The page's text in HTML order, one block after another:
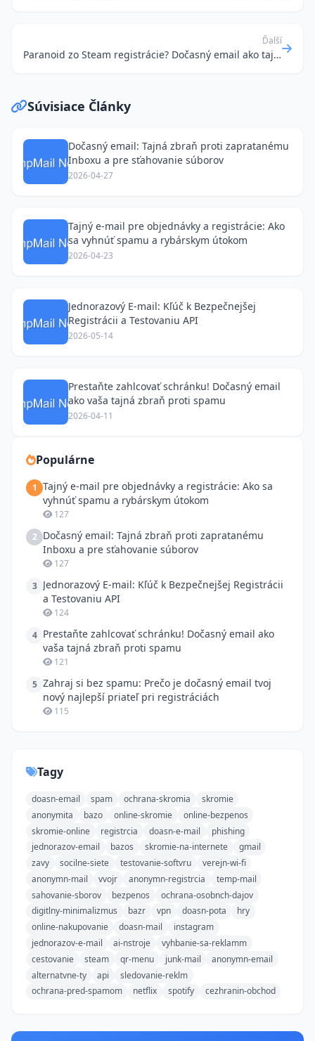
Ďalší
Paranoid zo Steam registrácie? Dočasný email ako tajná zbraň pre vaše súkromie
Súvisiace Články
Dočasný email: Tajná zbraň proti zapratanému
Inboxu a pre sťahovanie súborov
2026-04-27
Tajný e-mail pre objednávky a registrácie: Ako
sa vyhnúť spamu a rybárskym útokom
2026-04-23
Jednorazový E-mail: Kľúč k Bezpečnejšej
Registrácii a Testovaniu API
2026-05-14
Prestaňte zahlcovať schránku! Dočasný email
ako vaša tajná zbraň proti spamu
2026-04-11
Populárne
1 Tajný e-mail pre objednávky a registrácie: Ako sa
vyhnúť spamu a rybárskym útokom
127
2 Dočasný email: Tajná zbraň proti zapratanému
Inboxu a pre sťahovanie súborov
127
3 Jednorazový E-mail: Kľúč k Bezpečnejšej Registrácii
a Testovaniu API
124
4 Prestaňte zahlcovať schránku! Dočasný email ako
vaša tajná zbraň proti spamu
121
5 Zahraj si bez spamu: Prečo je dočasný email tvoj
nový najlepší priateľ pri registráciách
115
Tagy
doasn-email spam ochrana-skromia
skromie
anonymita
bazo online-skromie
online-bezpenos
skromie-online
registrcia doasn-e-mail
phishing
jednorazov-email
bazos skromie-na-internete
gmail
zavy
socilne-siete testovanie-softvru
verejn-wi-fi
anonymn-mail
vvojr anonymn-registrcia
temp-mail
sahovanie-sborov
bezpenos
ochrana-osobnch-dajov
digitlny-minimalizmus
bazr vpn doasn-pota
hry
online-nakupovanie
doasn-mail
instagram
jednorazov-e-mail
ai-nstroje
vyhbanie-sa-reklamm
cestovanie
steam qr-menu junk-mail
anonymn-email
alternatvne-ty
api
sledovanie-reklm
ochrana-pred-spamom
netflix spotify cezhranin-obchod